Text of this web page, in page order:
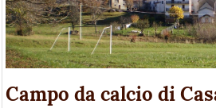
Campo da calcio di